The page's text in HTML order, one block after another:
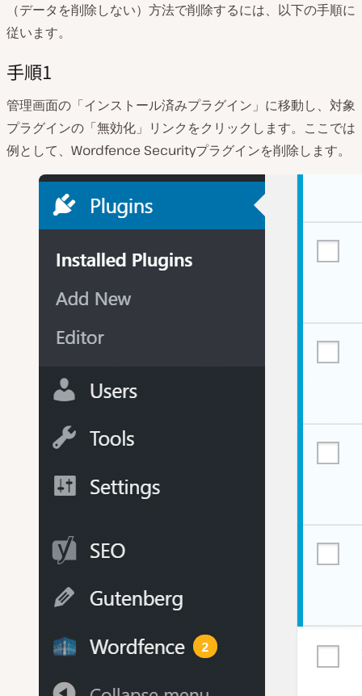
（データを削除しない）方法で削除するには、以下の手順に
従います。
手順1
管理画面の「インストール済みプラグイン」に移動し、対象
プラグインの「無効化」リンクをクリックします。ここでは
例として、Wordfence Securityプラグインを削除します。